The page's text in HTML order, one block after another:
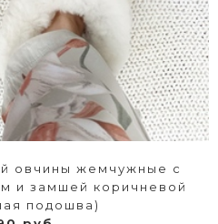
овчины жемчужные с
и замшей коричневой
подошва)